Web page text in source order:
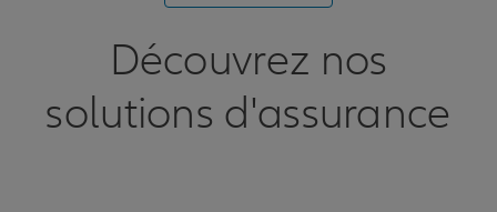
Découvrez nos
solutions d'assurance